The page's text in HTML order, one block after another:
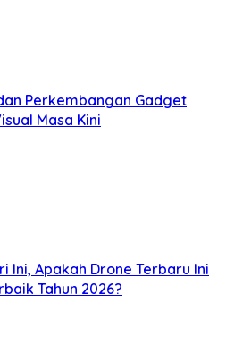
Perkembangan Gadget
Masa Kini
Ini, Apakah Drone Terbaru Ini
Tahun 2026?